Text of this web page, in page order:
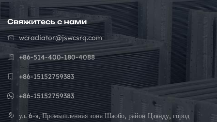
Свяжитесь с нами
wcradiator@jswcsrq.com
+86-514-400-180-4088
+86-15152759383
+86-15152759383
ул. 6-я, Промышленная зона Шаобо, район Цзянду, город